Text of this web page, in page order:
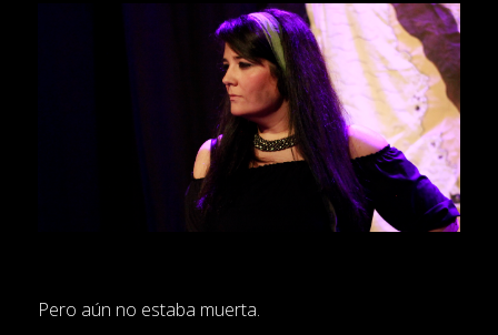
Pero aún no estaba muerta.